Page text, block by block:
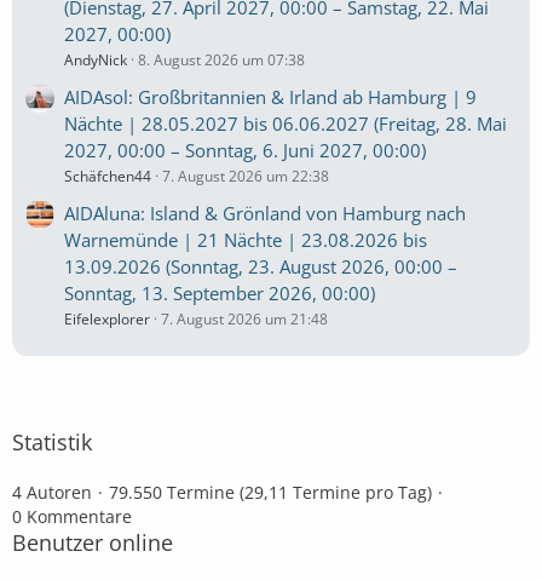
(Dienstag, 27. April 2027, 00:00 – Samstag, 22. Mai
2027, 00:00)
AndyNick 8. August 2026 um 07:38
AIDAsol: Großbritannien & Irland ab Hamburg | 9
Nächte | 28.05.2027 bis 06.06.2027 (Freitag, 28. Mai
2027, 00:00 – Sonntag, 6. Juni 2027, 00:00)
Schäfchen44 7. August 2026 um 22:38
AIDAluna: Island & Grönland von Hamburg nach
Warnemünde | 21 Nächte | 23.08.2026 bis
13.09.2026 (Sonntag, 23. August 2026, 00:00 –
Sonntag, 13. September 2026, 00:00)
Eifelexplorer 7. August 2026 um 21:48
Statistik
4 Autoren
79.550 Termine (29,11 Termine pro Tag)
0 Kommentare
Benutzer online